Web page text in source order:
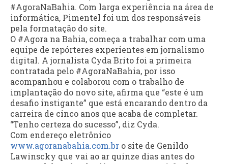
#AgoraNaBahia. Com larga experiência na área de
informática, Pimentel foi um dos responsáveis
pela formatação do site.
O #Agora na Bahia, começa a trabalhar com uma
equipe de repórteres experientes em jornalismo
digital. A jornalista Cyda Brito foi a primeira
contratada pelo #AgoraNaBahia, por isso
acompanhou e colaborou com o trabalho de
implantação do novo site, afirma que “este é um
desafio instigante” que está encarando dentro da
carreira de cinco anos que acaba de completar.
“Tenho certeza do sucesso”, diz Cyda.
Com endereço eletrônico
www.agoranabahia.com.br o site de Genildo
Lawinscky que vai ao ar quinze dias antes do